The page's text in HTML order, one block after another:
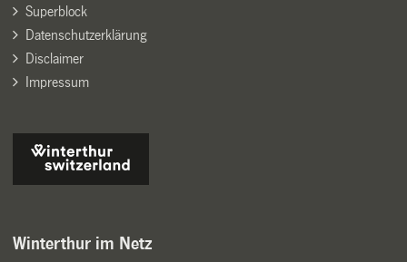
Superblock
Datenschutzerklärung
Disclaimer
Impressum
Winterthur im Netz